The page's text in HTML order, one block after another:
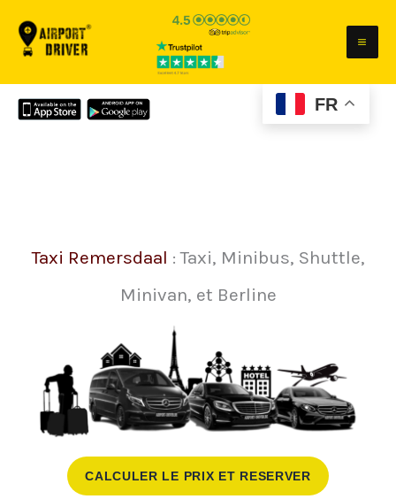
FR
Taxi Remersdaal : Taxi, Minibus, Shuttle,
Minivan, et Berline
CALCULER LE PRIX ET RESERVER